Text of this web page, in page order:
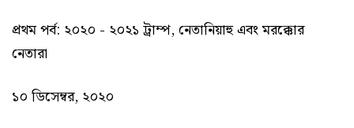
প্রথম পর্ব: ২০২০ - ২০২১ ট্রাম্প, নেতানিয়াহু এবং মরক্কোর
নেতারা
১০ ডিসেম্বর, ২০২০